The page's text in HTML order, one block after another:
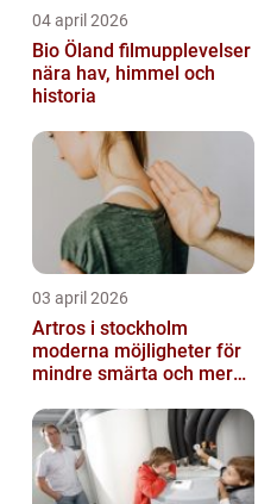
04 april 2026
Bio Öland filmupplevelser
nära hav, himmel och
historia
03 april 2026
Artros i stockholm
moderna möjligheter för
mindre smärta och mer